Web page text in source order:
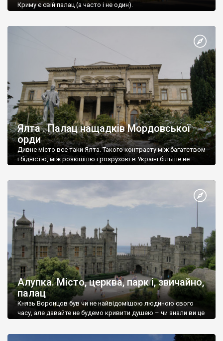
Криму є свій палац (а часто і не один).
Ялта . Палац нащадків Мордовської
орди
Дивне місто все таки Ялта. Такого контрасту між багатством
і бідністю, між розкішшю і розрухою в Україні більше не
Алупка. Місто, церква, парк і, звичайно,
палац
Князь Воронцов був чи не найвідомішою людиною свого
часу, але давайте не будемо кривити душею – чи знали ви це